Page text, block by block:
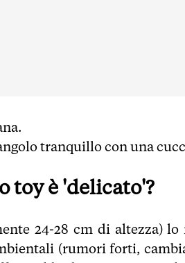
tranquillo con una
toy è 'delicato'?
24-28 cm di altezza)
(rumori forti,